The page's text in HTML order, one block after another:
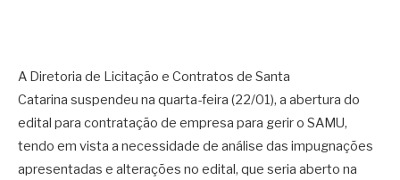
A Diretoria de Licitação e Contratos de Santa
Catarina suspendeu na quarta-feira (22/01), a abertura do
edital para contratação de empresa para gerir o SAMU,
tendo em vista a necessidade de análise das impugnações
apresentadas e alterações no edital, que seria aberto na